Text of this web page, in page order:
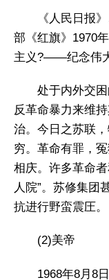
《人民日报
部《红旗》1970
主义?——纪念伟
处于内外交
反革命暴力来维
治。今日之苏联
穷。革命有罪，
相庆。许多革命
人院”。苏修集团
抗进行野蛮震圧。
(2)美帝
1968年8月8